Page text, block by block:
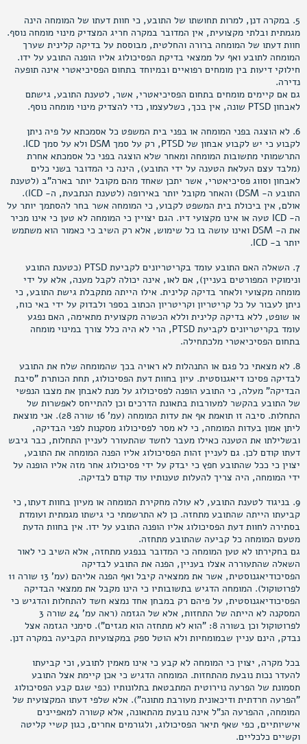
5. במקרה דנן, למרות תחושתו של התובע, כי חוות דעתו של המומחה הינה
מגמתית ובלתי מקצועית, אין המדובר במקרה חריג המצדיק מינוי מומחה נוסף.
חוות דעתו של המומחה ברורה והחלטית, מבוססת על בדיקה קלינית שערך
המומחה לתובע ואף על ממצאי בדיקת הפסיכולוג אליו הופנה התובע על ידו.
חילוקי דיעות בין מומחים רפואיים ובמיוחד בתחום הפסיכיאטרי אינה תופעה
נדירה.
גם אם קיימים מומחים בתחום הפסיכיאטרי, אשר, לטענת התובע, גישתם
לאבחון PTSD שונה, אין בכך, כשלעצמו, כדי להצדיק מינוי מומחה נוסף.
6. לא הוצגה בפני המומחה או בפני בית המשפט כל אסמכתא על פיה ניתן
לקבוע כי יש לקבוע אבחון של PTSD, רק על סמך DSM ולא על סמך ICD.
התרשמותי מתשובות המומחה ומאחר שלא הוצגה בפני כל אסמכתא אחרת
(מלבד עצם העלאת הטענה על ידי התובע), הינה כי המדובר בשני כלים
לאבחון וסווג פסיכיאטרי, אשר יתכן שאחד מהם מקובל יותר בארה"ב (לטענת
התובע ה- DSM) והאחר מקובל יותר באירופה (לטענת הנתבעת, ה- ICD).
אולם, אין ביכולת בית המשפט לקבוע, כי המומחה אשר בחר להסתמך יותר על
ה- ICD טעה או אינו מקצועי דיו. הגם יצויין כי המומחה לא טען כי אינו מכיר
את ה- DSM ואינו עושה בו כל שימוש, אלא רק השיב כי כאמור הוא משתמש
יותר ב- ICD.
7. השאלה האם התובע עומד בקריטריונים לקביעת PTSD (כטענת התובע
ונימוקיו המפורטים בעניין), אם לאו, אינה יכולה לקבל מענה, אלא על ידי
מומחה מקצועי ולאחר בדיקה קלינית. אילו הייתה מתקבלת גישת התובע, כי
ניתן לעבור על כל קריטריון וקריטריון הכתוב בספר ולבדוק על ידי באי כוח,
או שופט, ללא בדיקה קלינית וללא הכשרה מקצועית מתאימה, האם נפגע
עומד בקריטריונים לקביעת PTSD, הרי לא היה כלל צורך במינוי מומחה
בתחום הפסיכיאטרי מלכתחילה.
8. לא מצאתי כל פגם או התנהלות לא ראויה בכך שהמומחה שלח את התובע
לבדיקה פסיכו דיאגנוסטית. עיון בחוות דעת הפסיכולוג, תחת הכותרת "סיבת
הבדיקה" מעלה, כי התובע הופנה לפסיכולוג על מנת לאבחן את מצבו הנפשי
של התובע בהקשר למעורבות בתאונת הדרכים וכן להתייחס לאפשרות של
התחלות. סיבה זו תואמת אף את עדות המומחה (עמ' 16 שורה 28). אני מוצאת
ליתן אמון בעדות המומחה, כי לא מסר לפסיכולוג מסקנות לפני הבדיקה,
ובשלילתו את הטענה כאילו מעבר לחשד שהתעורר לעניין התחלות, כבר גיבש
דעתו קודם לכן. גם לעניין זהות הפסיכולוג אליו הפנה המומחה את התובע,
יצוין כי ככל שהתובע חפץ כי יבדק על ידי פסיכולוג אחר מזה אליו הופנה על
ידי המומחה, היה צריך להעלות טענותיו עוד קודם לבדיקה.
9. בניגוד לטענת התובע, לא עולה מחקירת המומחה או מעיון בחוות דעתו, כי
קביעתו הייתה שהתובע מתחזה. כן לא התרשמתי כי גישתו מגמתית ועומדת
בסתירה לחוות דעת הפסיכולוג אליו הופנה התובע על ידו. אין בחוות הדעת
מטעם המומחה כל קביעה שהתובע מתחזה.
גם בחקירתו לא טען המומחה כי המדובר בנפגע מתחזה, אלא השיב כי לאור
השאלה שהתעוררה אצלו בעניין, הפנה את התובע לבדיקה
הפסיכודיאגנוסטית, אשר את ממצאיה קיבל ואף הפנה אליהם (עמ' 13 שורה 11
לפרוטוקול). המומחה הדגיש בתשובותיו כי הינו מקבל את ממצאי הבדיקה
הפסיכודיאגנוסטית, על פיהם רק במבחן אחד נמצא חשד להתחלות והדגיש כי
המסקנה לא הייתה של התחזות, אלא של הגזמה (ראה עמ' 24 שורה 3
לפרוטוקול וכן בשורה 8: "הוא לא מתחזה הוא מגזים"). סימני הגזמה אצל
נבדק, הינם עניין שבמומחיות ולא הוטל ספק במקצועיות הקביעה במקרה דנן.
בכל מקרה, יצוין כי המומחה לא קבע כי אינו מאמין לתובע, וכי קביעתו
להעדר נכות נובעת מהתחזות. המומחה הדגיש כי אכן קיימת אצל התובע
תסמונת של הפרעה נוירוטית המתבטאת בתלונותיו (כפי שגם קבע הפסיכולוג
"הפרעה חרדתית ודיכאונית מעורבת מתונה"). אלא שלפי דעתו המקצועית של
המומחה, ההפרעה הנ"ל אינה נובעת מהתאונה, אלא קשורה למאפיינים
אישיותיים, כפי שאף תיאר הפסיכולוג, ולגורמים אחרים, כגון קשיי קליטה
וקשיים כלכליים.